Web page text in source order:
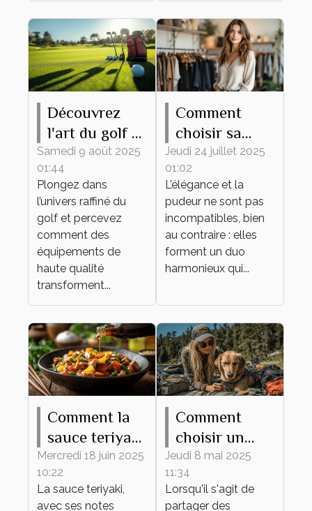
Découvrez
l'art du golf à
travers des
équipements
de haute
qualité
Samedi 9 août 2025
01:44
Plongez dans
l’univers raffiné du
golf et percevez
comment des
équipements de
haute qualité
transforment...
Comment
choisir sa
tenue
élégante et
pudique pour
tout
événement ?
Jeudi 24 juillet 2025
01:02
L’élégance et la
pudeur ne sont pas
incompatibles, bien
au contraire : elles
forment un duo
harmonieux qui...
Comment la
sauce teriyaki
transforme
vos plats du
quotidien
Mercredi 18 juin 2025
10:22
La sauce teriyaki,
avec ses notes
Comment
choisir un
harnais
adapté à
différentes
Jeudi 8 mai 2025
11:34
Lorsqu'il s'agit de
partager des